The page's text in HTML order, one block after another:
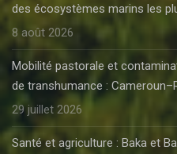
des écosystèmes marins les
8 août 2026
Mobilité pastorale et
de transhumance :
29 juillet 2026
Santé et agriculture : Baka et